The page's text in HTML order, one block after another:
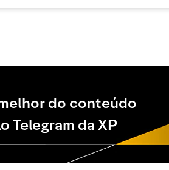
do conteúdo
Telegram da XP